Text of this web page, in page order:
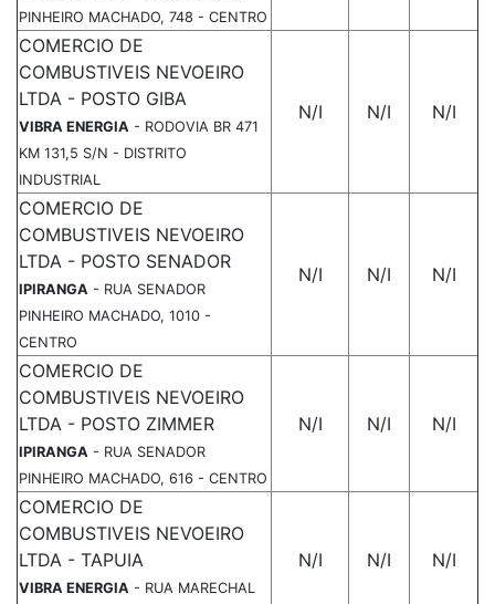
PINHEIRO MACHADO, 748 - CENTRO
COMERCIO DE
COMBUSTIVEIS NEVOEIRO
LTDA - POSTO GIBA
VIBRA ENERGIA - RODOVIA BR 471
KM 131,5 S/N - DISTRITO
INDUSTRIAL
N/I N/I N/I
COMERCIO DE
COMBUSTIVEIS NEVOEIRO
LTDA - POSTO SENADOR
IPIRANGA - RUA SENADOR
PINHEIRO MACHADO, 1010 -
CENTRO
N/I N/I N/I
COMERCIO DE
COMBUSTIVEIS NEVOEIRO
LTDA - POSTO ZIMMER
IPIRANGA - RUA SENADOR
PINHEIRO MACHADO, 616 - CENTRO
N/I N/I N/I
COMERCIO DE
COMBUSTIVEIS NEVOEIRO
LTDA - TAPUIA
VIBRA ENERGIA - RUA MARECHAL
N/I N/I N/I